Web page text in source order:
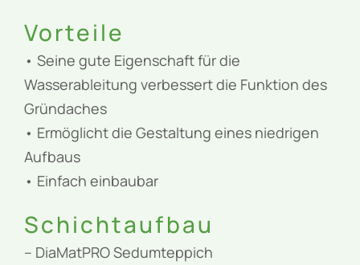
Vorteile
• Seine gute Eigenschaft für die
Wasserableitung verbessert die Funktion des
Gründaches
• Ermöglicht die Gestaltung eines niedrigen
Aufbaus
• Einfach einbaubar
Schichtaufbau
– DiaMatPRO Sedumteppich